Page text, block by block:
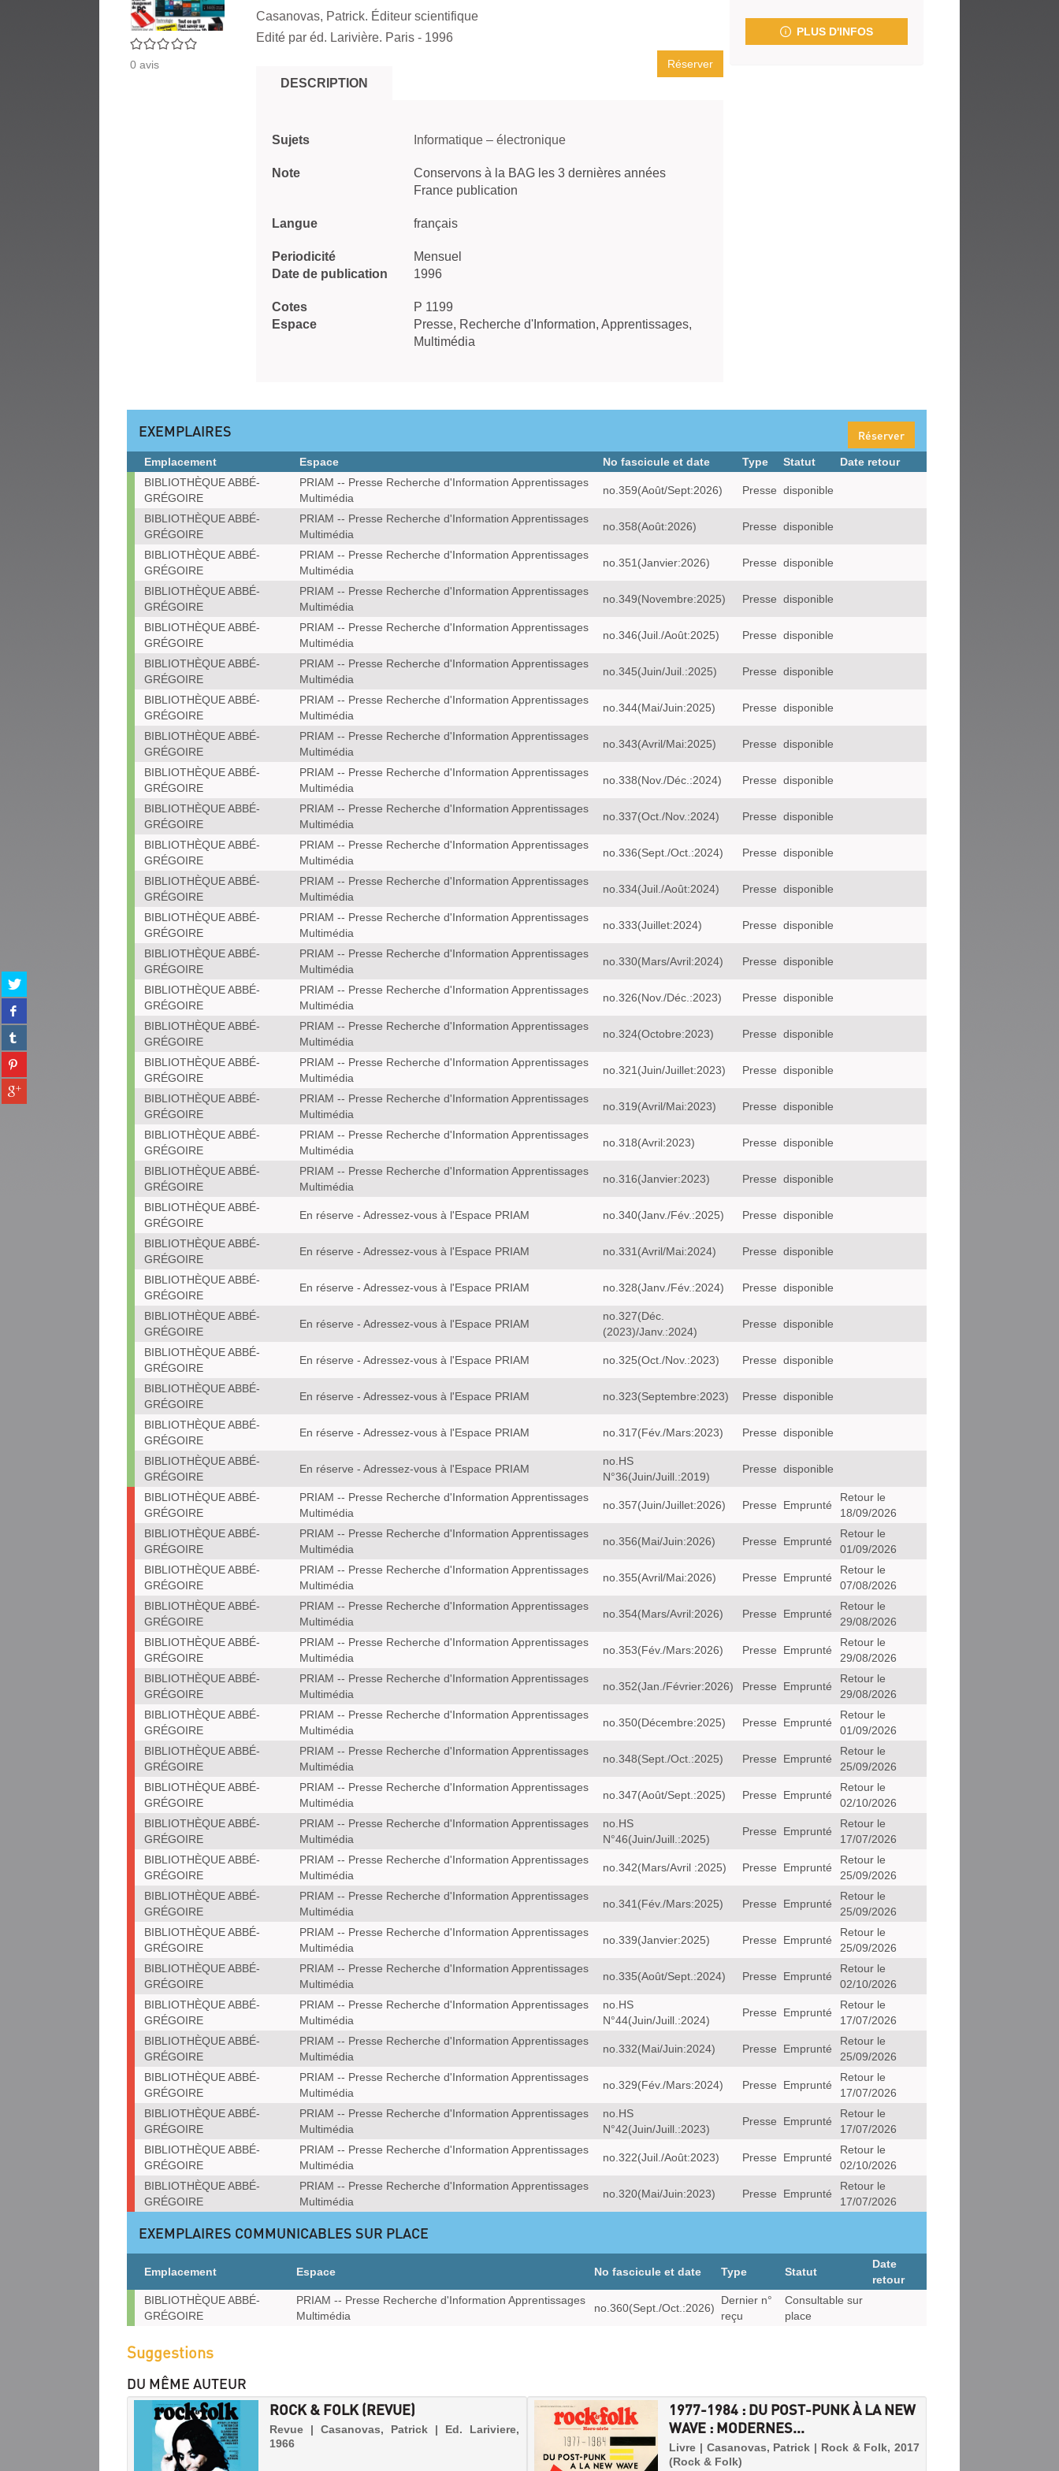
Partager
sur
twitter
(Nouvelle
fenêtre)
Partager
sur
facebook
(Nouvelle
fenêtre)
Partager
sur
tumblr
(Nouvelle
fenêtre)
Partager
sur
pinterest
(Nouvelle
Partager
sur
0/5
0 avis
Casanovas, Patrick. Éditeur scientifique
Edité par éd. Larivière. Paris - 1996
Réserver
DESCRIPTION
Sujets Informatique – électronique
Note
Conservons à la BAG les 3 dernières années
France publication
Langue français
Periodicité
Mensuel
Date de publication
1996
Cotes
P 1199
Espace
Presse, Recherche d'Information, Apprentissages,
Multimédia
PLUS D'INFOS
EXEMPLAIRES Réserver
Exemplaires
Emplacement Espace No fascicule et date Type Statut
Date retour
BIBLIOTHÈQUE ABBÉ-
GRÉGOIRE
PRIAM -- Presse Recherche d'Information Apprentissages
Multimédia
no.359(Août/Sept:2026) Presse disponible
BIBLIOTHÈQUE ABBÉ-
GRÉGOIRE
PRIAM -- Presse Recherche d'Information Apprentissages
Multimédia
no.358(Août:2026) Presse disponible
BIBLIOTHÈQUE ABBÉ-
GRÉGOIRE
PRIAM -- Presse Recherche d'Information Apprentissages
Multimédia
no.351(Janvier:2026) Presse disponible
BIBLIOTHÈQUE ABBÉ-
GRÉGOIRE
PRIAM -- Presse Recherche d'Information Apprentissages
Multimédia
no.349(Novembre:2025) Presse disponible
BIBLIOTHÈQUE ABBÉ-
GRÉGOIRE
PRIAM -- Presse Recherche d'Information Apprentissages
Multimédia
no.346(Juil./Août:2025) Presse disponible
BIBLIOTHÈQUE ABBÉ-
GRÉGOIRE
PRIAM -- Presse Recherche d'Information Apprentissages
Multimédia
no.345(Juin/Juil.:2025) Presse disponible
BIBLIOTHÈQUE ABBÉ-
GRÉGOIRE
PRIAM -- Presse Recherche d'Information Apprentissages
Multimédia
no.344(Mai/Juin:2025) Presse disponible
BIBLIOTHÈQUE ABBÉ-
GRÉGOIRE
PRIAM -- Presse Recherche d'Information Apprentissages
Multimédia
no.343(Avril/Mai:2025) Presse disponible
BIBLIOTHÈQUE ABBÉ-
GRÉGOIRE
PRIAM -- Presse Recherche d'Information Apprentissages
Multimédia
no.338(Nov./Déc.:2024) Presse disponible
BIBLIOTHÈQUE ABBÉ-
GRÉGOIRE
PRIAM -- Presse Recherche d'Information Apprentissages
Multimédia
no.337(Oct./Nov.:2024) Presse disponible
BIBLIOTHÈQUE ABBÉ-
GRÉGOIRE
PRIAM -- Presse Recherche d'Information Apprentissages
Multimédia
no.336(Sept./Oct.:2024) Presse disponible
BIBLIOTHÈQUE ABBÉ-
GRÉGOIRE
PRIAM -- Presse Recherche d'Information Apprentissages
Multimédia
no.334(Juil./Août:2024) Presse disponible
BIBLIOTHÈQUE ABBÉ-
GRÉGOIRE
PRIAM -- Presse Recherche d'Information Apprentissages
Multimédia
no.333(Juillet:2024) Presse disponible
BIBLIOTHÈQUE ABBÉ-
GRÉGOIRE
PRIAM -- Presse Recherche d'Information Apprentissages
Multimédia
no.330(Mars/Avril:2024) Presse disponible
BIBLIOTHÈQUE ABBÉ-
GRÉGOIRE
PRIAM -- Presse Recherche d'Information Apprentissages
Multimédia
no.326(Nov./Déc.:2023) Presse disponible
BIBLIOTHÈQUE ABBÉ-
GRÉGOIRE
PRIAM -- Presse Recherche d'Information Apprentissages
Multimédia
no.324(Octobre:2023) Presse disponible
BIBLIOTHÈQUE ABBÉ-
GRÉGOIRE
PRIAM -- Presse Recherche d'Information Apprentissages
Multimédia
no.321(Juin/Juillet:2023) Presse disponible
BIBLIOTHÈQUE ABBÉ-
GRÉGOIRE
PRIAM -- Presse Recherche d'Information Apprentissages
Multimédia
no.319(Avril/Mai:2023) Presse disponible
BIBLIOTHÈQUE ABBÉ-
GRÉGOIRE
PRIAM -- Presse Recherche d'Information Apprentissages
Multimédia
no.318(Avril:2023) Presse disponible
BIBLIOTHÈQUE ABBÉ-
GRÉGOIRE
PRIAM -- Presse Recherche d'Information Apprentissages
Multimédia
no.316(Janvier:2023) Presse disponible
BIBLIOTHÈQUE ABBÉ-
GRÉGOIRE
En réserve - Adressez-vous à l'Espace PRIAM no.340(Janv./Fév.:2025) Presse disponible
BIBLIOTHÈQUE ABBÉ-
GRÉGOIRE
En réserve - Adressez-vous à l'Espace PRIAM no.331(Avril/Mai:2024) Presse disponible
BIBLIOTHÈQUE ABBÉ-
GRÉGOIRE
En réserve - Adressez-vous à l'Espace PRIAM no.328(Janv./Fév.:2024) Presse disponible
BIBLIOTHÈQUE ABBÉ-
GRÉGOIRE
En réserve - Adressez-vous à l'Espace PRIAM
no.327(Déc.
(2023)/Janv.:2024)
Presse disponible
BIBLIOTHÈQUE ABBÉ-
GRÉGOIRE
En réserve - Adressez-vous à l'Espace PRIAM no.325(Oct./Nov.:2023) Presse disponible
BIBLIOTHÈQUE ABBÉ-
GRÉGOIRE
En réserve - Adressez-vous à l'Espace PRIAM no.323(Septembre:2023) Presse disponible
BIBLIOTHÈQUE ABBÉ-
GRÉGOIRE
En réserve - Adressez-vous à l'Espace PRIAM no.317(Fév./Mars:2023) Presse disponible
BIBLIOTHÈQUE ABBÉ-
GRÉGOIRE
En réserve - Adressez-vous à l'Espace PRIAM
no.HS
N°36(Juin/Juill.:2019)
Presse disponible
BIBLIOTHÈQUE ABBÉ-
GRÉGOIRE
PRIAM -- Presse Recherche d'Information Apprentissages
Multimédia
no.357(Juin/Juillet:2026) Presse Emprunté
Retour le
18/09/2026
BIBLIOTHÈQUE ABBÉ-
GRÉGOIRE
PRIAM -- Presse Recherche d'Information Apprentissages
Multimédia
no.356(Mai/Juin:2026) Presse Emprunté
Retour le
01/09/2026
BIBLIOTHÈQUE ABBÉ-
GRÉGOIRE
PRIAM -- Presse Recherche d'Information Apprentissages
Multimédia
no.355(Avril/Mai:2026) Presse Emprunté
Retour le
07/08/2026
BIBLIOTHÈQUE ABBÉ-
GRÉGOIRE
PRIAM -- Presse Recherche d'Information Apprentissages
Multimédia
no.354(Mars/Avril:2026) Presse Emprunté
Retour le
29/08/2026
BIBLIOTHÈQUE ABBÉ-
GRÉGOIRE
PRIAM -- Presse Recherche d'Information Apprentissages
Multimédia
no.353(Fév./Mars:2026) Presse Emprunté
Retour le
29/08/2026
BIBLIOTHÈQUE ABBÉ-
GRÉGOIRE
PRIAM -- Presse Recherche d'Information Apprentissages
Multimédia
no.352(Jan./Février:2026) Presse Emprunté
Retour le
29/08/2026
BIBLIOTHÈQUE ABBÉ-
GRÉGOIRE
PRIAM -- Presse Recherche d'Information Apprentissages
Multimédia
no.350(Décembre:2025) Presse Emprunté
Retour le
01/09/2026
BIBLIOTHÈQUE ABBÉ-
GRÉGOIRE
PRIAM -- Presse Recherche d'Information Apprentissages
Multimédia
no.348(Sept./Oct.:2025) Presse Emprunté
Retour le
25/09/2026
BIBLIOTHÈQUE ABBÉ-
GRÉGOIRE
PRIAM -- Presse Recherche d'Information Apprentissages
Multimédia
no.347(Août/Sept.:2025) Presse Emprunté
Retour le
02/10/2026
BIBLIOTHÈQUE ABBÉ-
GRÉGOIRE
PRIAM -- Presse Recherche d'Information Apprentissages
Multimédia
no.HS
N°46(Juin/Juill.:2025)
Presse Emprunté
Retour le
17/07/2026
BIBLIOTHÈQUE ABBÉ-
GRÉGOIRE
PRIAM -- Presse Recherche d'Information Apprentissages
Multimédia
no.342(Mars/Avril :2025) Presse Emprunté
Retour le
25/09/2026
BIBLIOTHÈQUE ABBÉ-
GRÉGOIRE
PRIAM -- Presse Recherche d'Information Apprentissages
Multimédia
no.341(Fév./Mars:2025) Presse Emprunté
Retour le
25/09/2026
BIBLIOTHÈQUE ABBÉ-
GRÉGOIRE
PRIAM -- Presse Recherche d'Information Apprentissages
Multimédia
no.339(Janvier:2025) Presse Emprunté
Retour le
25/09/2026
BIBLIOTHÈQUE ABBÉ-
GRÉGOIRE
PRIAM -- Presse Recherche d'Information Apprentissages
Multimédia
no.335(Août/Sept.:2024) Presse Emprunté
Retour le
02/10/2026
BIBLIOTHÈQUE ABBÉ-
GRÉGOIRE
PRIAM -- Presse Recherche d'Information Apprentissages
Multimédia
no.HS
N°44(Juin/Juill.:2024)
Presse Emprunté
Retour le
17/07/2026
BIBLIOTHÈQUE ABBÉ-
GRÉGOIRE
PRIAM -- Presse Recherche d'Information Apprentissages
Multimédia
no.332(Mai/Juin:2024) Presse Emprunté
Retour le
25/09/2026
BIBLIOTHÈQUE ABBÉ-
GRÉGOIRE
PRIAM -- Presse Recherche d'Information Apprentissages
Multimédia
no.329(Fév./Mars:2024) Presse Emprunté
Retour le
17/07/2026
BIBLIOTHÈQUE ABBÉ-
GRÉGOIRE
PRIAM -- Presse Recherche d'Information Apprentissages
Multimédia
no.HS
N°42(Juin/Juill.:2023)
Presse Emprunté
Retour le
17/07/2026
BIBLIOTHÈQUE ABBÉ-
GRÉGOIRE
PRIAM -- Presse Recherche d'Information Apprentissages
Multimédia
no.322(Juil./Août:2023) Presse Emprunté
Retour le
02/10/2026
BIBLIOTHÈQUE ABBÉ-
GRÉGOIRE
PRIAM -- Presse Recherche d'Information Apprentissages
Multimédia
no.320(Mai/Juin:2023) Presse Emprunté
Retour le
17/07/2026
EXEMPLAIRES COMMUNICABLES SUR PLACE
Exemplaires
communicables
sur
place
Emplacement Espace No fascicule et date Type Statut
Date
retour
BIBLIOTHÈQUE ABBÉ-
GRÉGOIRE
PRIAM -- Presse Recherche d'Information Apprentissages
Multimédia
no.360(Sept./Oct.:2026)
Dernier n°
reçu
Consultable sur
place
Suggestions
DU MÊME AUTEUR
ROCK & FOLK (REVUE)
Revue | Casanovas, Patrick | Ed. Lariviere,
1966
1977-1984 : DU POST-PUNK À LA NEW
WAVE : MODERNES...
Livre | Casanovas, Patrick | Rock & Folk, 2017
(Rock & Folk)